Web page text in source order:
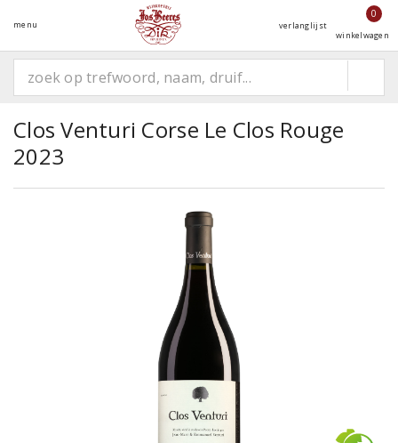
menu verlanglijst
0
winkelwagen
Clos Venturi Corse Le Clos Rouge
2023